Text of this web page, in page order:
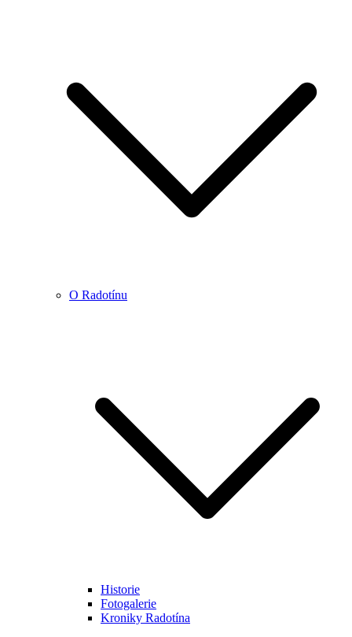
O Radotínu
Historie
Fotogalerie
Kroniky Radotína